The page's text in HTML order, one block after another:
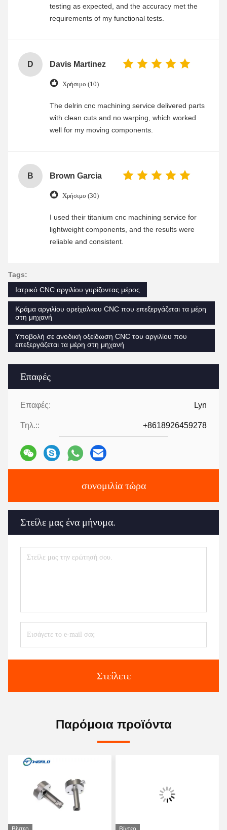
Επαφές
Επαφές: Lyn
Τηλ.:: +8618926459278
συνομιλία τώρα
Στείλε μας ένα μήνυμα.
Στείλετε
testing as expected, and the accuracy met the
requirements of my functional tests.
D Davis Martinez
Χρήσιμο (10)
The delrin cnc machining service delivered parts
with clean cuts and no warping, which worked
well for my moving components.
B Brown Garcia
Χρήσιμο (30)
I used their titanium cnc machining service for
lightweight components, and the results were
reliable and consistent.
Tags:
Ιατρικό CNC αργιλίου γυρίζοντας μέρος
Κράμα αργιλίου ορείχαλκου CNC που επεξεργάζεται τα μέρη
στη μηχανή
Υποβολή σε ανοδική οξείδωση CNC του αργιλίου που
επεξεργάζεται τα μέρη στη μηχανή
Παρόμοια προϊόντα